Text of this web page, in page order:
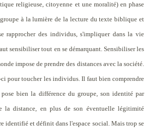
religieuse, citoyenne et une moralité) en phase
à la lumière de la lecture du texte biblique et
rapprocher des individus, s'impliquer dans la vie
sensibiliser tout en se démarquant. Sensibiliser les
impose de prendre des distances avec la société.
pour toucher les individus. Il faut bien comprendre
bien la différence du groupe, son identité par
la distance, en plus de son éventuelle légitimité
identifié et définit dans l'espace social. Mais trop se